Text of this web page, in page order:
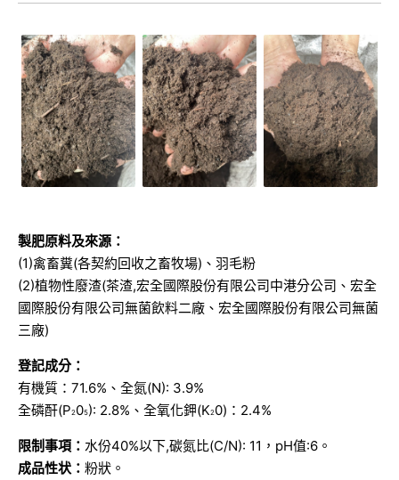
製肥原料及來源：
(1)禽畜糞(各契約回收之畜牧場)、羽毛粉
(2)植物性廢渣(茶渣,宏全國際股份有限公司中港分公司、宏全
國際股份有限公司無菌飲料二廠、宏全國際股份有限公司無菌
三廠)
登記成分：
有機質：71.6%、全氮(N): 3.9%
全磷酐(P2 05): 2.8%、全氧化鉀(K2 0)：2.4%
限制事項： 水份40%以下,碳氮比(C/N): 11，pH值:6。
成品性状： 粉狀。